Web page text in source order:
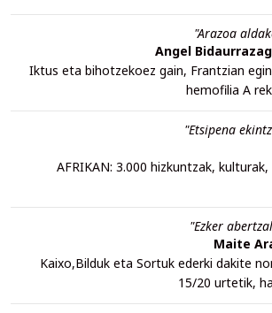
"Arazoa
Angel
Iktus eta bihotzekoez gain, Frantzian
hemofilia A
"Etsipena
AFRIKAN: 3.000 hizkuntzak,
"Ezker
Maite
Kaixo,Bilduk eta Sortuk ederki dakite
15/20 urtetik,